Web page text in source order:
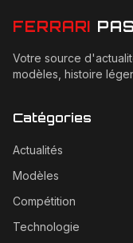
FERRARI
Votre source
modèles, histoire
Catégories
Actualités
Modèles
Compétition
Technologie